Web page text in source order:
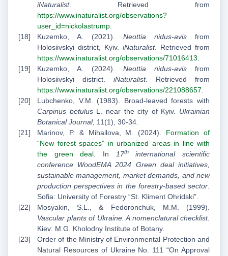
iNaturalist. Retrieved from
https://www.inaturalist.org/observations?
user_id=nickolastrump.
Kuzemko, A. (2021). Neottia nidus-avis from
Holosiivskyi district, Kyiv. iNaturalist. Retrieved from
https://www.inaturalist.org/observations/71016413.
Kuzemko, A. (2024). Neottia nidus-avis from
Holosiivskyi district. iNaturalist. Retrieved from
https://www.inaturalist.org/observations/221088657.
Lubchenko, V.M. (1983). Broad-leaved forests with
Carpinus betulusL. near the city of Kyiv. Ukrainian
Botanical Journal, 11(1), 30-34.
Marinov, P. & Mihailova, M. (2024). Formation of
“New forest spaces” in urbanized areas in line with
the green deal. In 17thinternational scientific
conference WoodEMA 2024 Green deal initiatives,
sustainable management, market demands, and new
production perspectives in the forestry-based sector.
Sofia: University of Forestry “St. Kliment Ohridski”.
Mosyakin, S.L., & Fedoronchuk, М.М. (1999).
Vascular plants of Ukraine. A nomenclatural checklist.
Kiev: M.G. Kholodny Institute of Botany.
Order of the Ministry of Environmental Protection and
Natural Resources of Ukraine No. 111 “On Approval